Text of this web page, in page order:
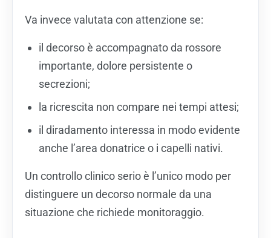
Va invece valutata con attenzione se:
il decorso è accompagnato da rossore
importante, dolore persistente o
secrezioni;
la ricrescita non compare nei tempi attesi;
il diradamento interessa in modo evidente
anche l’area donatrice o i capelli nativi.
Un controllo clinico serio è l’unico modo per
distinguere un decorso normale da una
situazione che richiede monitoraggio.